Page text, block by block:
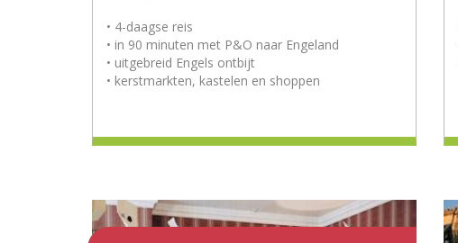
• 4-daagse reis
• in 90 minuten met P&O naar Engeland
• uitgebreid Engels ontbijt
• kerstmarkten, kastelen en shoppen